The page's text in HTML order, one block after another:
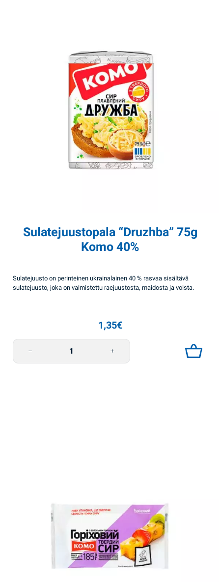
Sulatejuustopala “Druzhba” 75g
Komo 40%
Sulatejuusto on perinteinen ukrainalainen 40 % rasvaa sisältävä
sulatejuusto, joka on valmistettu raejuustosta, maidosta ja voista.
1,35€
Sulatejuustopala "Druzhba" 75g Komo 40% määrä